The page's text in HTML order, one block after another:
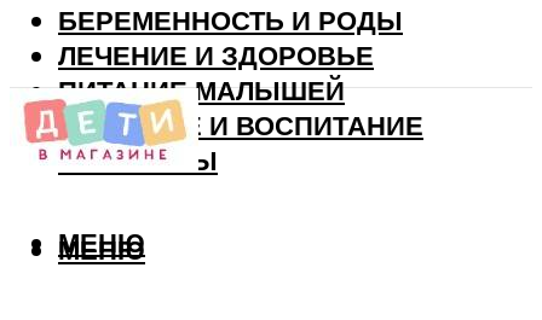
БЕРЕМЕННОСТЬ И РОДЫ
ЛЕЧЕНИЕ И ЗДОРОВЬЕ
ПИТАНИЕ МАЛЫШЕЙ
РАЗВИТИЕ И ВОСПИТАНИЕ
ВИТАМИНЫ
МЕНЮ
МЕНЮ